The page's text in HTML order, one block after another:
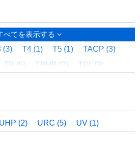
SN (332)
SOURCE (4)
SPL (1) SRG (1)
SRT (1)
STAGE (1)
SUPERSOL (7)
べてを表示する
(3) T4 (1) T5 (1)
TACP (3)
TB (5) TBHB (2)
TBL (3)
TDH (16) TDI (9)
TDM (21)
TDSC (2)
TDTE (1)
UHP (2) URC (5) UV (1)